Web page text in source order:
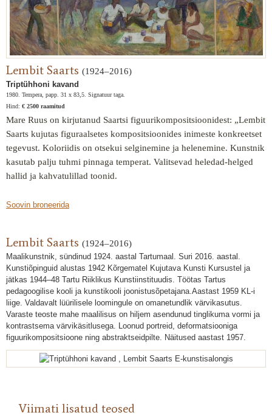
Lembit Saarts (1924–2016)
Triptühhoni kavand
1980. Tempera, papp. 31 x 83,5. Signatuur taga.
Hind: € 2500 raamitud
Mare Ruus on kirjutanud Saartsi figuurikompositsioonidest: „Lembit
Saarts kujutas figuraalsetes kompositsioonides inimeste konkreetset
tegevust. Koloriidis on otsekui selginemine ja helenemine. Kunstnik
kasutab palju tuhmi pinnaga temperat. Valitsevad heledad-helged
hallid ja kahvatulillad toonid.
Soovin broneerida
Lembit Saarts (1924–2016)
Maalikunstnik, sündinud 1924. aastal Tartumaal. Suri 2016. aastal.
Kunstiõpinguid alustas 1942 Kõrgematel Kujutava Kunsti Kursustel ja
jätkas 1944–48 Tartu Riiklikus Kunstiinstituudis. Töötas Tartus
pedagoogilise kooli ja kunstikooli joonistusõpetajana.Aastast 1959 KL-i
liige. Valdavalt lüürilisele loomingule on omanetundlik värvikasutus.
Varaste teoste mahe maalilisus on hiljem asendunud tinglikuma vormi ja
kontrastsema värvikäsitlusega. Loonud portreid, deformatsiooniga
figuurikompositsioone ning abstraktseidpilte. Näitused aastast 1957.
Viimati lisatud teosed